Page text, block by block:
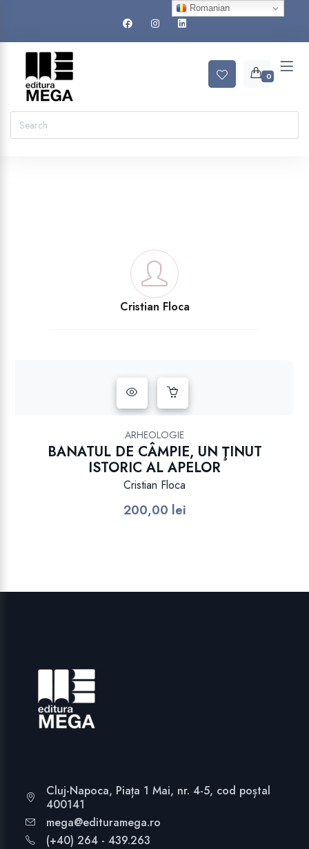
0
Cristian Floca
ARHEOLOGIE
BANATUL DE CÂMPIE, UN ŢINUT
ISTORIC AL APELOR
Cristian Floca
200,00 lei
Cluj-Napoca, Piața 1 Mai, nr. 4-5, cod poștal
400141
mega@edituramega.ro
(+40) 264 - 439.263
Romanian